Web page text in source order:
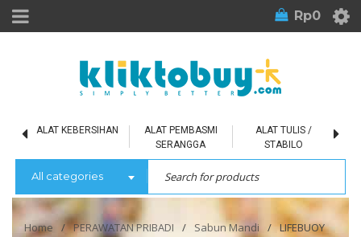
Rp0
ALAT KEBERSIHAN
ALAT PEMBASMI
SERANGGA
ALAT TULIS /
STABILO
All categories
Home / PERAWATAN PRIBADI / Sabun Mandi / LIFEBUOY